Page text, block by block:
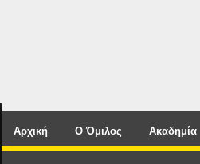
Αρχική Ο Όμιλος Ακαδημία